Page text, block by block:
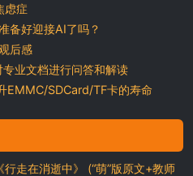
虑症
备好迎接AI了吗？
后感
业文档进行问答和解读
EMMC/SDCard/TF卡的寿命
走在消逝中》 (“萌”版原文+教师